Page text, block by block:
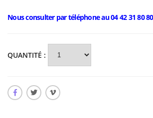
Nous consulter par téléphone au 04 42 31 80 80
QUANTITÉ :